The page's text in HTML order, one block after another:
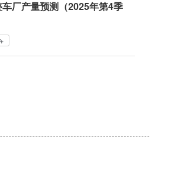
厂产量预测（2025年第4季